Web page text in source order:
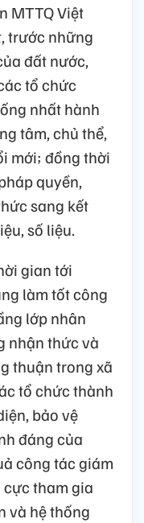
MTTQ Việt
trước những
đất nước,
tổ chức
nhất hành
tâm, chủ thể,
mới; đồng thời
quyền,
sang kết
số liệu.
gian tới
làm tốt công
lớp nhân
nhận thức và
thuận trong xã
tổ chức thành
bảo vệ
đáng của
công tác giám
cực tham gia
và hệ thống